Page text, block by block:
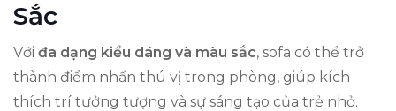
Sắc
Với đa dạng kiểu dáng và màu sắc, sofa có thể trở
thành điểm nhấn thú vị trong phòng, giúp kích
thích trí tưởng tượng và sự sáng tạo của trẻ nhỏ.